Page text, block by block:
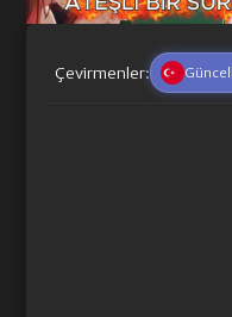
Çevirmenler: